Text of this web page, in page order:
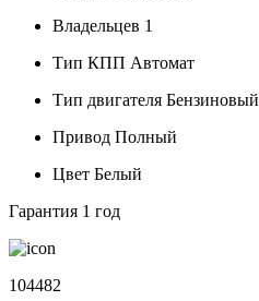
Владельцев 1
Тип КПП Автомат
Тип двигателя Бензиновый
Привод Полный
Цвет Белый
Гарантия 1 год
104482